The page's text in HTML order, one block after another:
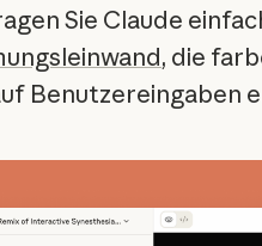
Sie Claude
, die
Benutzereingaben